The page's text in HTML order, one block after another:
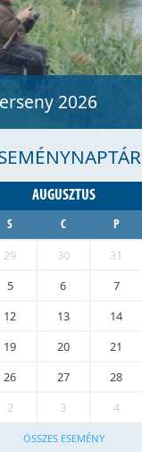
2026
AUGUSZTUS
S C P
29 30 31
5 6 7
12 13 14
19 20 21
26 27 28
2 3 4
ÖSSZES ESEMÉNY